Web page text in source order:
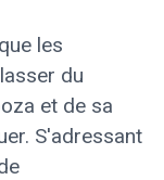
les
du
et de sa
S'adressant